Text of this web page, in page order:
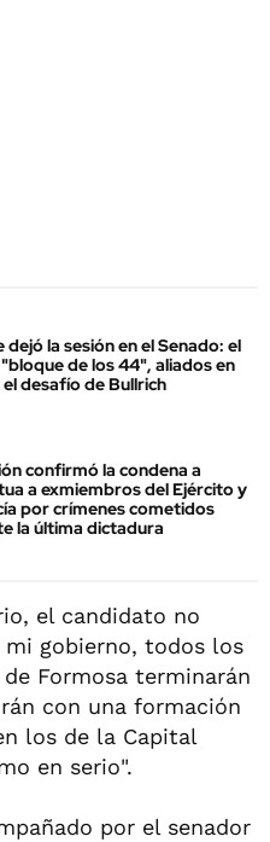
dejó la sesión en el Senado: el
de los 44", aliados en
desafío de Bullrich
confirmó la condena a
a exmiembros del Ejército y
por crímenes cometidos
la última dictadura
el candidato no
mi gobierno, todos los
Formosa terminarán
con una formación
los de la Capital
en serio".
por el senador